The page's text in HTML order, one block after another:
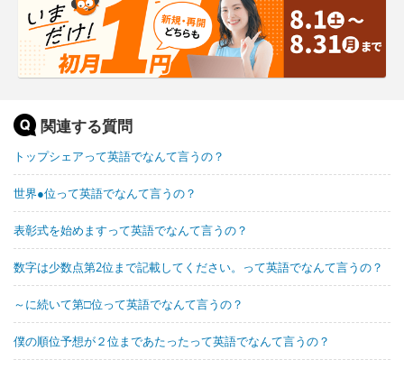
関連する質問
トップシェアって英語でなんて言うの？
世界●位って英語でなんて言うの？
表彰式を始めますって英語でなんて言うの？
数字は少数点第2位まで記載してください。って英語でなんて言うの？
～に続いて第□位って英語でなんて言うの？
僕の順位予想が２位まであたったって英語でなんて言うの？